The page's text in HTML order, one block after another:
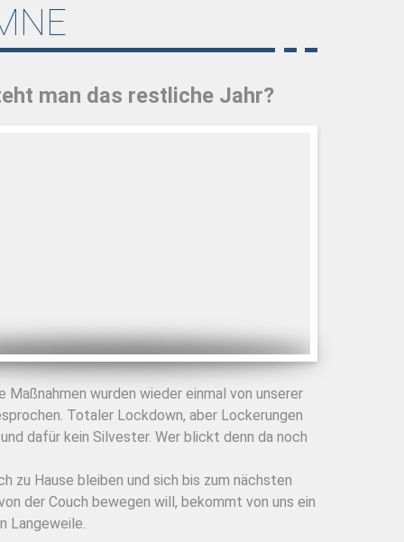
man das restliche Jahr?
Maßnahmen wurden wieder einmal von unserer
Totaler Lockdown, aber Lockerungen
dafür kein Silvester. Wer blickt denn da noch
zu Hause bleiben und sich bis zum nächsten
der Couch bewegen will, bekommt von uns ein
Langeweile.